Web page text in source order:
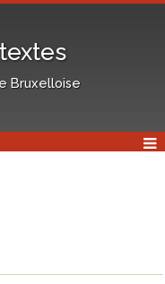
Bruxelloise